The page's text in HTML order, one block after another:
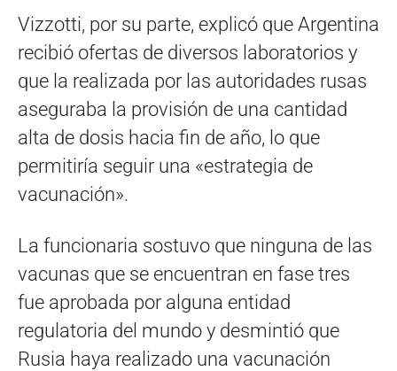
Vizzotti, por su parte, explicó que Argentina
recibió ofertas de diversos laboratorios y
que la realizada por las autoridades rusas
aseguraba la provisión de una cantidad
alta de dosis hacia fin de año, lo que
permitiría seguir una «estrategia de
vacunación».
La funcionaria sostuvo que ninguna de las
vacunas que se encuentran en fase tres
fue aprobada por alguna entidad
regulatoria del mundo y desmintió que
Rusia haya realizado una vacunación